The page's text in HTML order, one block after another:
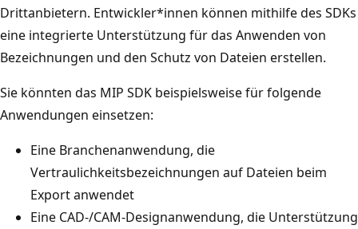
Drittanbietern. Entwickler*innen können mithilfe des SDKs
eine integrierte Unterstützung für das Anwenden von
Bezeichnungen und den Schutz von Dateien erstellen.
Sie könnten das MIP SDK beispielsweise für folgende
Anwendungen einsetzen:
Eine Branchenanwendung, die
Vertraulichkeitsbezeichnungen auf Dateien beim
Export anwendet
Eine CAD-/CAM-Designanwendung, die Unterstützung